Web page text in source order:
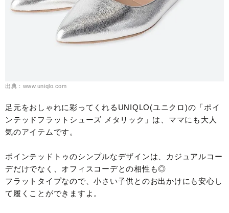
出典：www.uniqlo.com
足元をおしゃれに彩ってくれるUNIQLO(ユニクロ)の「ポイ
ンテッドフラットシューズ メタリック」は、ママにも大人
気のアイテムです。
ポインテッドトゥのシンプルなデザインは、カジュアルコー
デだけでなく、オフィスコーデとの相性も◎
フラットタイプなので、小さい子供とのお出かけにも安心し
て履くことができますよ。